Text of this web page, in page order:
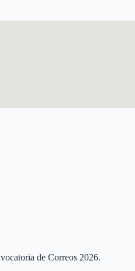
de Correos 2026.